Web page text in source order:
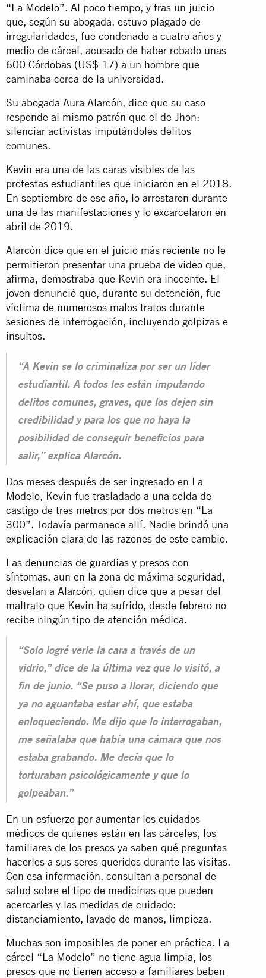
“La Modelo”. Al poco tiempo, y tras un juicio
que, según su abogada, estuvo plagado de
irregularidades, fue condenado a cuatro años y
medio de cárcel, acusado de haber robado unas
600 Córdobas (US$ 17) a un hombre que
caminaba cerca de la universidad.
Su abogada Aura Alarcón, dice que su caso
responde al mismo patrón que el de Jhon:
silenciar activistas imputándoles delitos
comunes.
Kevin era una de las caras visibles de las
protestas estudiantiles que iniciaron en el 2018.
En septiembre de ese año, lo arrestaron durante
una de las manifestaciones y lo excarcelaron en
abril de 2019.
Alarcón dice que en el juicio más reciente no le
permitieron presentar una prueba de video que,
afirma, demostraba que Kevin era inocente. El
joven denunció que, durante su detención, fue
víctima de numerosos malos tratos durante
sesiones de interrogación, incluyendo golpizas e
insultos.
“A Kevin se lo criminaliza por ser un líder
estudiantil. A todos les están imputando
delitos comunes, graves, que los dejen sin
credibilidad y para los que no haya la
posibilidad de conseguir beneficios para
salir,” explica Alarcón.
Dos meses después de ser ingresado en La
Modelo, Kevin fue trasladado a una celda de
castigo de tres metros por dos metros en “La
300”. Todavía permanece allí. Nadie brindó una
explicación clara de las razones de este cambio.
Las denuncias de guardias y presos con
síntomas, aun en la zona de máxima seguridad,
desvelan a Alarcón, quien dice que a pesar del
maltrato que Kevin ha sufrido, desde febrero no
recibe ningún tipo de atención médica.
“Solo logré verle la cara a través de un
vidrio,” dice de la última vez que lo visitó, a
fin de junio. “Se puso a llorar, diciendo que
ya no aguantaba estar ahí, que estaba
enloqueciendo. Me dijo que lo interrogaban,
me señalaba que había una cámara que nos
estaba grabando. Me decía que lo
torturaban psicológicamente y que lo
golpeaban.”
En un esfuerzo por aumentar los cuidados
médicos de quienes están en las cárceles, los
familiares de los presos ya saben qué preguntas
hacerles a sus seres queridos durante las visitas.
Con esa información, consultan a personal de
salud sobre el tipo de medicinas que pueden
acercarles y las medidas de cuidado:
distanciamiento, lavado de manos, limpieza.
Muchas son imposibles de poner en práctica. La
cárcel “La Modelo” no tiene agua limpia, los
presos que no tienen acceso a familiares beben